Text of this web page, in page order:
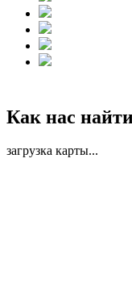
Как нас
загрузка карты...